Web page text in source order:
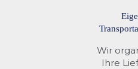
Wir
Ihre